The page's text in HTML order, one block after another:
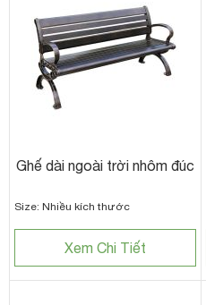
Ghế dài ngoài trời nhôm đúc
Size: Nhiều kích thước
Xem Chi Tiết